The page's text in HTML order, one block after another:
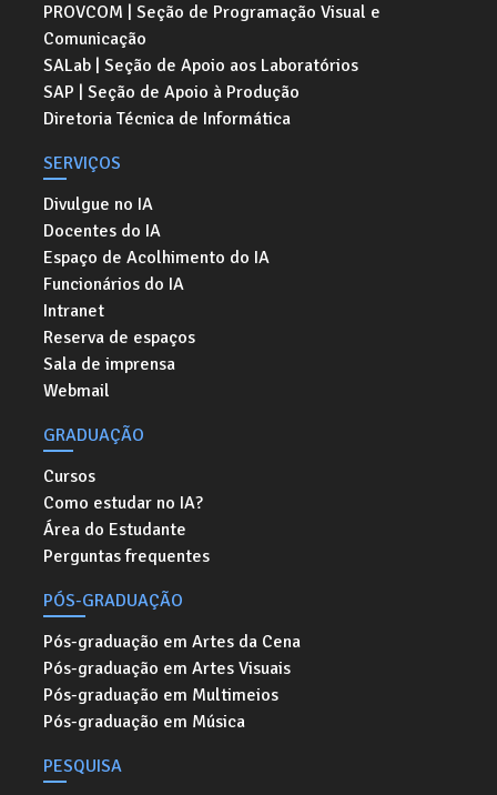
PROVCOM | Seção de Programação Visual e
Comunicação
SALab | Seção de Apoio aos Laboratórios
SAP | Seção de Apoio à Produção
Diretoria Técnica de Informática
SERVIÇOS
Divulgue no IA
Docentes do IA
Espaço de Acolhimento do IA
Funcionários do IA
Intranet
Reserva de espaços
Sala de imprensa
Webmail
GRADUAÇÃO
Cursos
Como estudar no IA?
Área do Estudante
Perguntas frequentes
PÓS-GRADUAÇÃO
Pós-graduação em Artes da Cena
Pós-graduação em Artes Visuais
Pós-graduação em Multimeios
Pós-graduação em Música
PESQUISA